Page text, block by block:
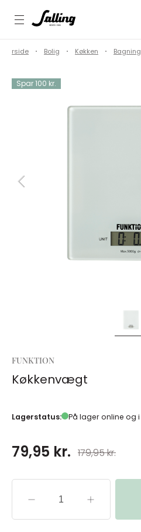
Forside Bolig Køkken Bagning
Spar 100 kr.
FUNKTION
Køkkenvægt
Lagerstatus: På lager online og i
79,95 kr. 179,95 kr.